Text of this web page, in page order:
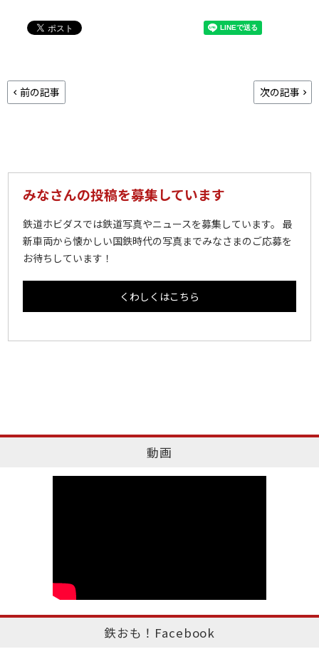
前の記事 次の記事
みなさんの投稿を募集しています
鉄道ホビダスでは鉄道写真やニュースを募集しています。 最
新車両から懐かしい国鉄時代の写真までみなさまのご応募を
お待ちしています！
くわしくはこちら
動画
鉄おも！Facebook